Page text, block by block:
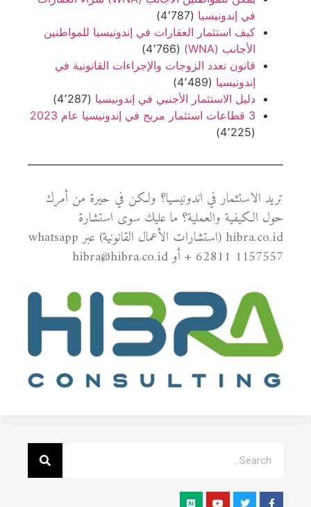
في إندونيسيا (4٬787)
كيف استثمار العقارات في إندونيسيا للمواطنين
الأجانب (WNA)
(4٬766)
قانون تعدد الزوجات والإجراءات القانونية في
إندونيسيا (4٬489)
دليل الاستثمار الأجنبي في إندونيسيا (4٬287)
3 قطاعات استثمار مربح في إندونيسيا عام 2023
(4٬225)
تريد الاستثمار في اندونيسيا؟ ولكن في حيرة من أمرك
حول الكيفية والعملية؟ ما عليك سوى استشارة
hibra.co.id (استشارات الأعمال القانونية) عبر whatsapp
+ 62811 1157557 أو hibra@hibra.co.id